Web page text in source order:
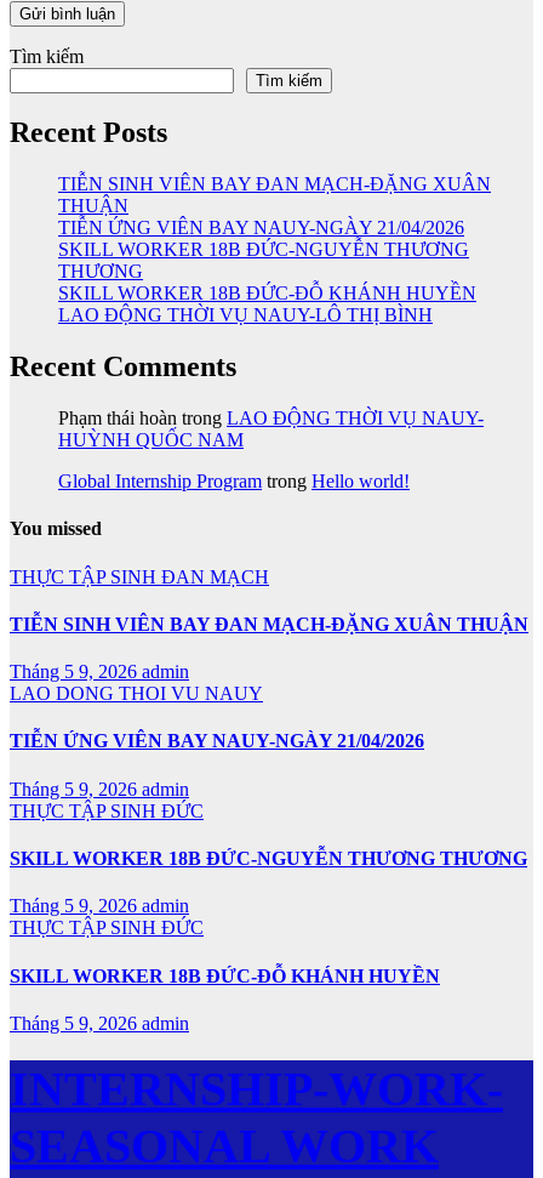
Tìm kiếm
Tìm kiếm
Recent Posts
TIỄN SINH VIÊN BAY ĐAN MẠCH-ĐẶNG XUÂN
THUẬN
TIỄN ỨNG VIÊN BAY NAUY-NGÀY 21/04/2026
SKILL WORKER 18B ĐỨC-NGUYỄN THƯƠNG
THƯƠNG
SKILL WORKER 18B ĐỨC-ĐỖ KHÁNH HUYỀN
LAO ĐỘNG THỜI VỤ NAUY-LÔ THỊ BÌNH
Recent Comments
Phạm thái hoàn trong LAO ĐỘNG THỜI VỤ NAUY-
HUỲNH QUỐC NAM
Global Internship Program trong Hello world!
You missed
THỰC TẬP SINH ĐAN MẠCH
TIỄN SINH VIÊN BAY ĐAN MẠCH-ĐẶNG XUÂN THUẬN
Tháng 5 9, 2026 admin
LAO DONG THOI VU NAUY
TIỄN ỨNG VIÊN BAY NAUY-NGÀY 21/04/2026
Tháng 5 9, 2026 admin
THỰC TẬP SINH ĐỨC
SKILL WORKER 18B ĐỨC-NGUYỄN THƯƠNG THƯƠNG
Tháng 5 9, 2026 admin
THỰC TẬP SINH ĐỨC
SKILL WORKER 18B ĐỨC-ĐỖ KHÁNH HUYỀN
Tháng 5 9, 2026 admin
INTERNSHIP-WORK-
SEASONAL WORK